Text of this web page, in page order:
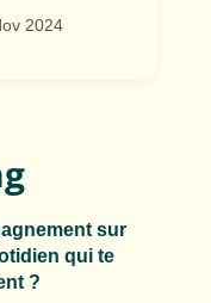
2024
sur
qui te
?